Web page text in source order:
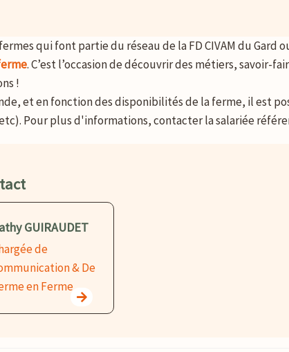
qui font partie du réseau de la FD CIVAM du
. C’est l’occasion de découvrir des métiers,
!
et en fonction des disponibilités de la ferme, il est
Pour plus d'informations, contacter la salariée
GUIRAUDET
de
& De
en Ferme